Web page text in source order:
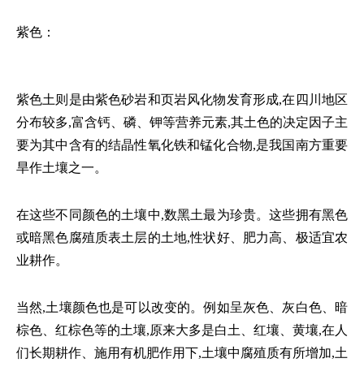
紫色：
紫色土则是由紫色砂岩和页岩风化物发育形成,在四川地区
分布较多,富含钙、磷、钾等营养元素,其土色的决定因子主
要为其中含有的结晶性氧化铁和锰化合物,是我国南方重要
旱作土壤之一。
在这些不同颜色的土壤中,数黑土最为珍贵。这些拥有黑色
或暗黑色腐殖质表土层的土地,性状好、肥力高、极适宜农
业耕作。
当然,土壤颜色也是可以改变的。例如呈灰色、灰白色、暗
棕色、红棕色等的土壤,原来大多是白土、红壤、黄壤,在人
们长期耕作、施用有机肥作用下,土壤中腐殖质有所增加,土